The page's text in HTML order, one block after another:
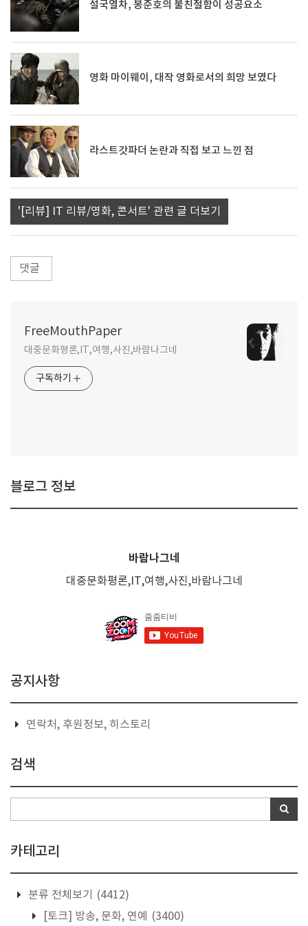
설국열차, 봉준호의 불친절함이 성공요소
영화 마이웨이, 대작 영화로서의 희망 보였다
라스트갓파더 논란과 직접 보고 느낀 점
'[리뷰] IT 리뷰/영화, 콘서트' 관련 글 더보기
댓글
FreeMouthPaper
대중문화평론,IT,여행,사진,바람나그네
구독하기
블로그 정보
바람나그네
대중문화평론,IT,여행,사진,바람나그네
공지사항
연락처, 후원정보, 히스토리
검색
카테고리
분류 전체보기
(4412)
[토크] 방송, 문화, 연예
(3400)